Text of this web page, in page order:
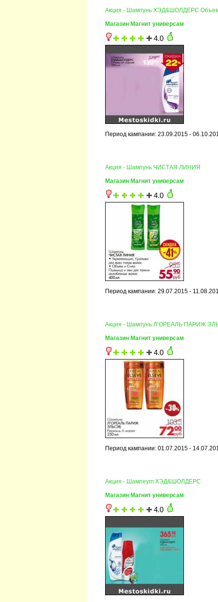
Акция - Шампунь ХЭД&ШОЛДЕРС Объем
Магазин Магнит универсам
4.0
Период кампании: 23.09.2015 -
Акция - Шампунь ЧИСТАЯ ЛИНИЯ
Магазин Магнит универсам
4.0
Период кампании: 29.07.2015 -
Акция - Шампунь Л’ОРЕАЛЬ ПАРИЖ
Магазин Магнит универсам
4.0
Период кампании: 01.07.2015 -
Акция - Шампeym ХЭД&ШОЛДЕРС
Магазин Магнит универсам
4.0